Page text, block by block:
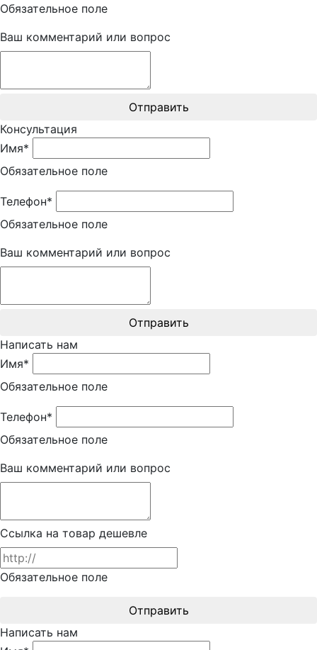
Обязательное поле
Ваш комментарий или вопрос
Отправить
Консультация
Имя*
Обязательное поле
Телефон*
Обязательное поле
Ваш комментарий или вопрос
Отправить
Написать нам
Имя*
Обязательное поле
Телефон*
Обязательное поле
Ваш комментарий или вопрос
Ссылка на товар дешевле
Обязательное поле
Отправить
Написать нам